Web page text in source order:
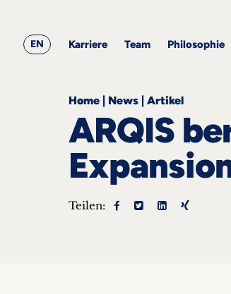
EN Karriere Team Philosophie
Philosophie
Home | News | Artikel
ARQIS
Teilen: